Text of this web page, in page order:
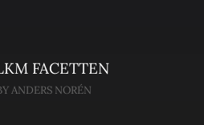
FACETTEN
ANDERS NORÉN